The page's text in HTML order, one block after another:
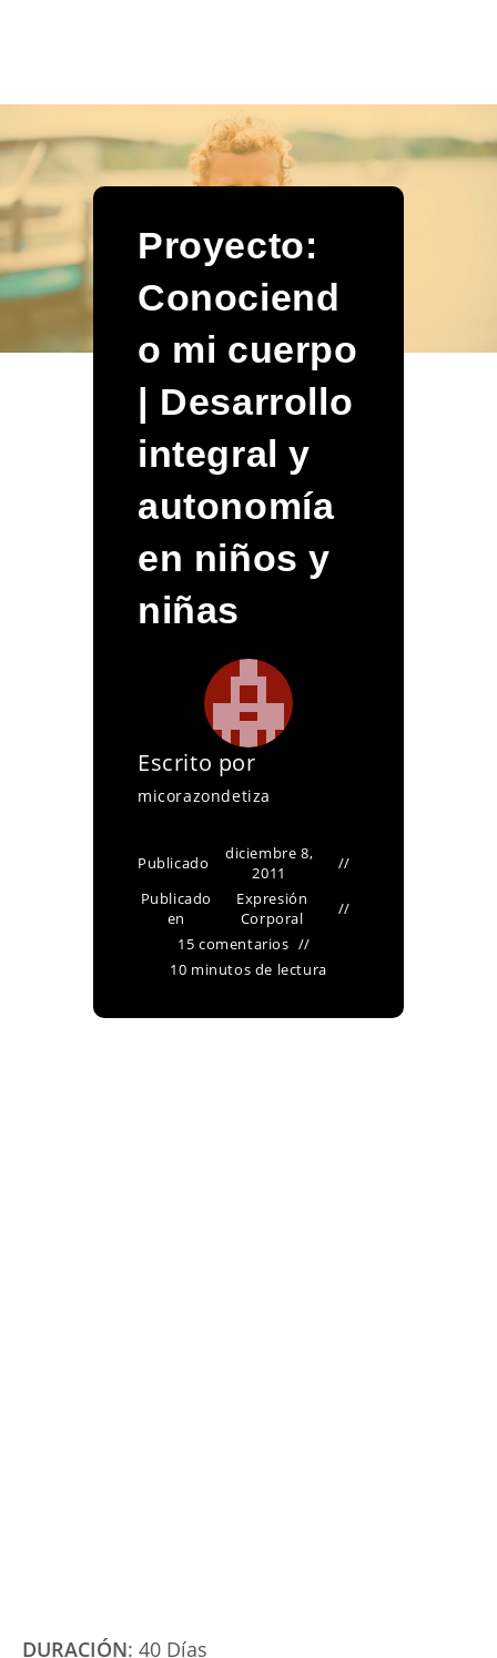
Proyecto:
Conociend
o mi cuerpo
| Desarrollo
integral y
autonomía
en niños y
niñas
Escrito por
micorazondetiza
Publicado
diciembre 8,
2011
Publicado
en
Expresión
Corporal
15 comentarios
10 minutos de lectura
DURACIÓN: 40 Días